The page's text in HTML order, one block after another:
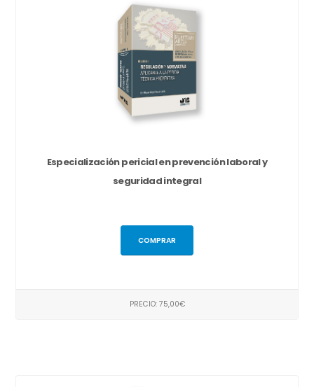
Especialización pericial en prevención laboral y
seguridad integral
COMPRAR
PRECIO: 75,00€